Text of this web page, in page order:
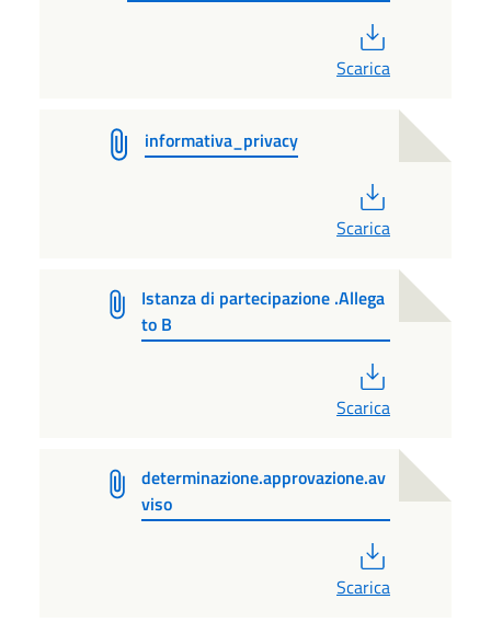
Scarica
informativa_privacy
Scarica
Istanza di partecipazione .Allega
to B
Scarica
determinazione.approvazione.av
viso
Scarica